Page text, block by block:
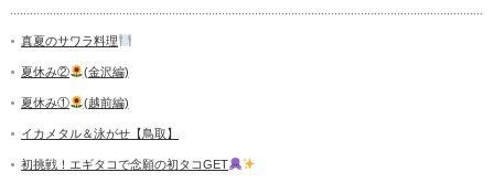
真夏のサワラ料理
夏休み② (金沢編)
夏休み① (越前編)
イカメタル＆泳がせ【鳥取】
初挑戦！エギタコで念願の初タコGET